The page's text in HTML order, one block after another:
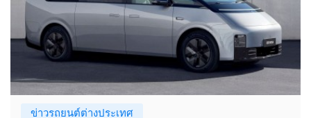
ข่าวรถยนต์ต่างประเทศ